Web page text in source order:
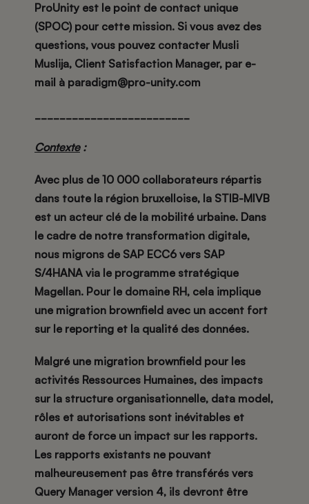
ProUnity est le point de contact unique
(SPOC) pour cette mission. Si vous avez des
questions, vous pouvez contacter Musli
Muslija, Client Satisfaction Manager, par e-
mail à paradigm@pro-unity.com
_________________________
Contexte:
Avec plus de 10 000 collaborateurs répartis
dans toute la région bruxelloise, la STIB-MIVB
est un acteur clé de la mobilité urbaine. Dans
le cadre de notre transformation digitale,
nous migrons de SAP ECC6 vers SAP
S/4HANA via le programme stratégique
Magellan. Pour le domaine RH, cela implique
une migration brownfield avec un accent fort
sur le reporting et la qualité des données.
Malgré une migration brownfield pour les
activités Ressources Humaines, des impacts
sur la structure organisationnelle, data model,
rôles et autorisations sont inévitables et
auront de force un impact sur les rapports.
Les rapports existants ne pouvant
malheureusement pas être transférés vers
Query Manager version 4, ils devront être